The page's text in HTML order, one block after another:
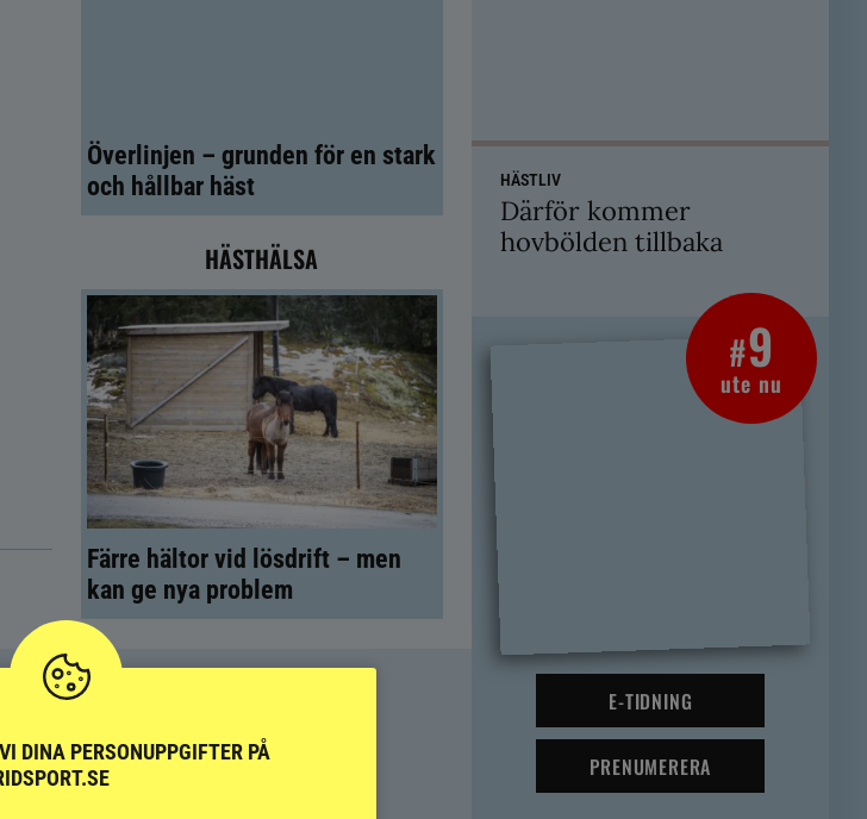
Överlinjen – grunden för en stark
och hållbar häst
HÄSTHÄLSA
Färre hältor vid lösdrift – men
kan ge nya problem
HÄSTLIV
Därför kommer
hovbölden tillbaka
#9
ute nu
E-TIDNING
PRENUMERERA
DINA PERSONUPPGIFTER PÅ